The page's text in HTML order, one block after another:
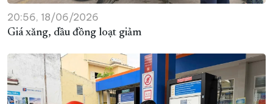
20:56, 18/06/2026
Giá xăng, dầu đồng loạt giảm